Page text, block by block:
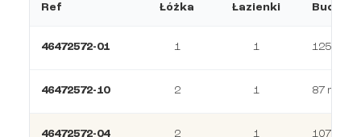
Ref Łóżka Łazienki Budowa
46472572-01 1 1 125 m²
46472572-10 2 1 87 m²
46472572-04 2 1 107 m²